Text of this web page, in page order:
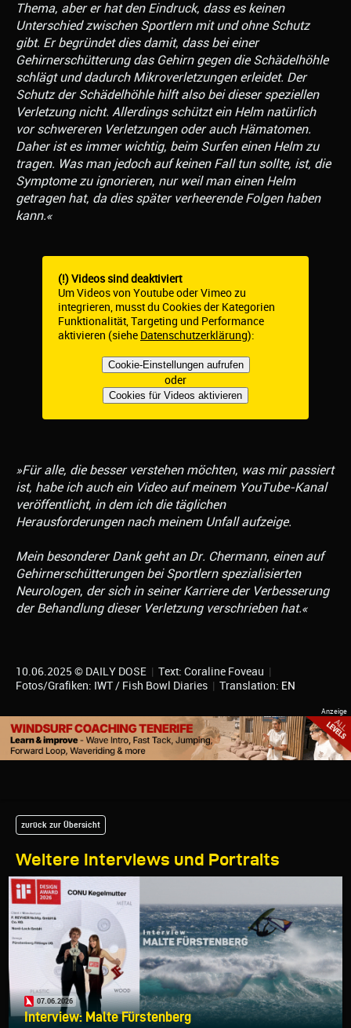
Thema, aber er hat den Eindruck, dass es keinen
Unterschied zwischen Sportlern mit und ohne Schutz
gibt. Er begründet dies damit, dass bei einer
Gehirnerschütterung das Gehirn gegen die Schädelhöhle
schlägt und dadurch Mikroverletzungen erleidet. Der
Schutz der Schädelhöhle hilft also bei dieser speziellen
Verletzung nicht. Allerdings schützt ein Helm natürlich
vor schwereren Verletzungen oder auch Hämatomen.
Daher ist es immer wichtig, beim Surfen einen Helm zu
tragen. Was man jedoch auf keinen Fall tun sollte, ist, die
Symptome zu ignorieren, nur weil man einen Helm
getragen hat, da dies später verheerende Folgen haben
kann.«
(!) Videos sind deaktiviert
Um Videos von Youtube oder Vimeo zu
integrieren, musst du Cookies der Kategorien
Funktionalität, Targeting und Performance
aktivieren (siehe Datenschutzerklärung):
Cookie-Einstellungen aufrufen
oder
Cookies für Videos aktivieren
»Für alle, die besser verstehen möchten, was mir passiert
ist, habe ich auch ein Video auf meinem YouTube-Kanal
veröffentlicht, in dem ich die täglichen
Herausforderungen nach meinem Unfall aufzeige.
Mein besonderer Dank geht an Dr. Chermann, einen auf
Gehirnerschütterungen bei Sportlern spezialisierten
Neurologen, der sich in seiner Karriere der Verbesserung
der Behandlung dieser Verletzung verschrieben hat.«
10.06.2025 © DAILY DOSE | Text: Coraline Foveau |
Fotos/Grafiken: IWT / Fish Bowl Diaries | Translation: EN
Weitere Interviews und Portraits
zurück zur Übersicht
07.06.2026
Interview: Malte Fürstenberg